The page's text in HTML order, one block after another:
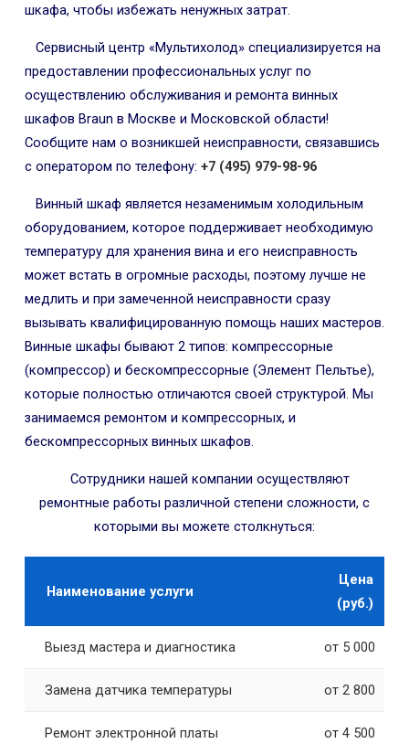
шкафа, чтобы избежать ненужных затрат.
Сервисный центр «Мультихолод» специализируется на
предоставлении профессиональных услуг по
осуществлению обслуживания и ремонта винных
шкафов Braun в Москве и Московской области!
Сообщите нам о возникшей неисправности, связавшись
с оператором по телефону: +7 (495) 979-98-96
Винный шкаф является незаменимым холодильным
оборудованием, которое поддерживает необходимую
температуру для хранения вина и его неисправность
может встать в огромные расходы, поэтому лучше не
медлить и при замеченной неисправности сразу
вызывать квалифицированную помощь наших мастеров.
Винные шкафы бывают 2 типов: компрессорные
(компрессор) и бескомпрессорные (Элемент Пельтье),
которые полностью отличаются своей структурой. Мы
занимаемся ремонтом и компрессорных, и
бескомпрессорных винных шкафов.
Сотрудники нашей компании осуществляют
ремонтные работы различной степени сложности, с
которыми вы можете столкнуться:
Наименование услуги
Цена
(руб.)
Выезд мастера и диагностика от 5 000
Замена датчика температуры от 2 800
Ремонт электронной платы от 4 500